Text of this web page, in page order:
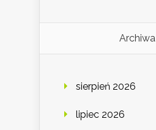
Archiwa
sierpień 2026
lipiec 2026